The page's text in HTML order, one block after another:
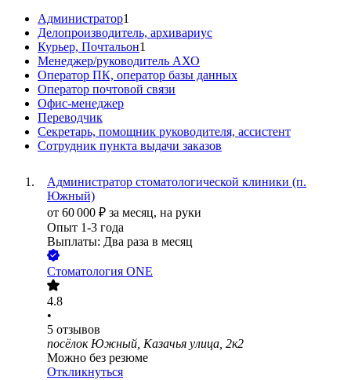
Администратор1
Делопроизводитель, архивариус
Курьер, Почтальон1
Менеджер/руководитель АХО
Оператор ПК, оператор базы данных
Оператор почтовой связи
Офис-менеджер
Переводчик
Секретарь, помощник руководителя, ассистент
Сотрудник пункта выдачи заказов
Администратор стоматологической клиники (п.
Южный)
от 60 000 ₽ за месяц, на руки
Опыт 1-3 года
Выплаты: Два раза в месяц
Стоматология ONE
4.8
•
5 отзывов
посёлок Южный, Казачья улица, 2к2
Можно без резюме
Откликнуться